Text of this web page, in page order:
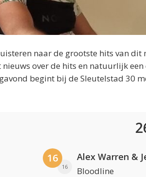
naar de grootste hits van dit
over de hits en natuurlijk een
begint bij de Sleutelstad 30
16
16
Alex Warren &
Bloodline